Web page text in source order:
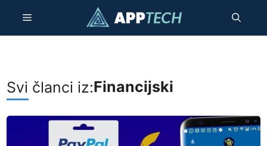
sadržaj
Izbornik
Svi članci iz:Financijski